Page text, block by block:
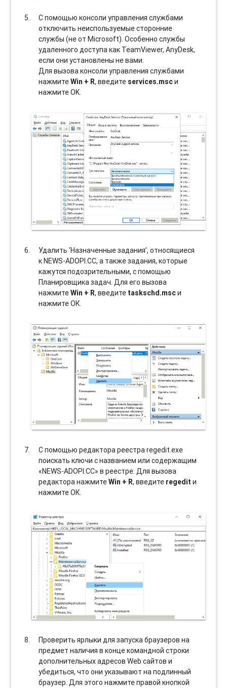
С помощью консоли управления службами
отключить неиспользуемые сторонние
службы (не от Microsoft). Особенно службы
удаленного доступа как TeamViewer, AnyDesk,
если они установлены не вами.
Для вызова консоли управления службами
нажмитеWin + R, введите services.mscи
нажмите OK.
Удалить ‘Назначенные задания’, относящиеся
к NEWS-ADOPI.CC, а также задания, которые
кажутся подозрительными, с помощью
Планировщика задач. Для его вызова
нажмитеWin + R, введите taskschd.mscи
нажмите ОК.
С помощью редактора реестра regedit.exe
поискать ключи с названием или содержащим
«NEWS-ADOPI.CC» в реестре. Для вызова
редактора нажмитеWin + R, введите regedit и
нажмите ОК.
Проверить ярлыки для запуска браузеров на
предмет наличия в конце командной строки
дополнительных адресов Web сайтов и
убедиться, что они указывают на подлинный
браузер. Для этого нажмите правой кнопкой